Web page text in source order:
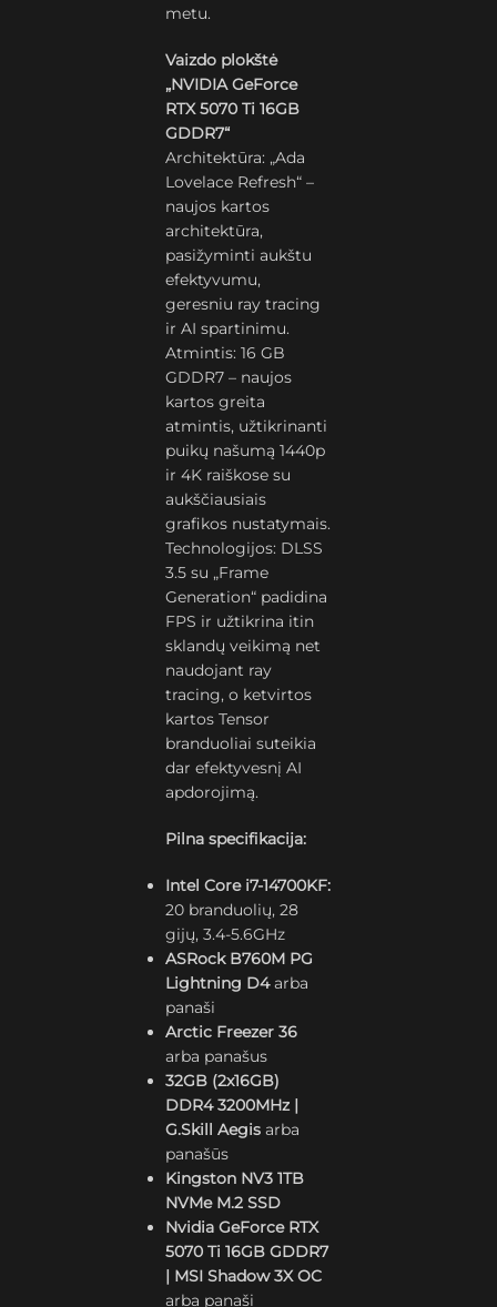
metu.
Vaizdo plokštė
„NVIDIA GeForce
RTX 5070 Ti 16GB
GDDR7“
Architektūra: „Ada
Lovelace Refresh“ –
naujos kartos
architektūra,
pasižyminti aukštu
efektyvumu,
geresniu ray tracing
ir AI spartinimu.
Atmintis: 16 GB
GDDR7 – naujos
kartos greita
atmintis, užtikrinanti
puikų našumą 1440p
ir 4K raiškose su
aukščiausiais
grafikos nustatymais.
Technologijos: DLSS
3.5 su „Frame
Generation“ padidina
FPS ir užtikrina itin
sklandų veikimą net
naudojant ray
tracing, o ketvirtos
kartos Tensor
branduoliai suteikia
dar efektyvesnį AI
apdorojimą.
Pilna specifikacija:
Intel Core i7-14700KF:
20 branduolių, 28
gijų, 3.4-5.6GHz
ASRock B760M PG
Lightning D4arba
panaši
Arctic Freezer 36
arba panašus
32GB (2x16GB)
DDR4 3200MHz |
G.Skill Aegis arba
panašūs
Kingston NV3 1TB
NVMe M.2 SSD
Nvidia GeForce RTX
5070 Ti 16GB GDDR7
| MSI Shadow 3X OC
arba panaši